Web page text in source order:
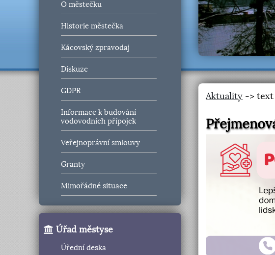
O městečku
Historie městečka
Kácovský zpravodaj
Diskuze
GDPR
Informace k budování
vodovodních přípojek
Veřejnoprávní smlouvy
Granty
Mimořádné situace
Úřad městyse
Úřední deska
Aktuality ->